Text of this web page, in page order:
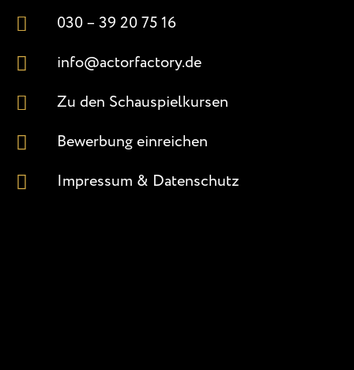
030 – 39 20 75 16
info@actorfactory.de
Zu den Schauspielkursen
Bewerbung einreichen
Impressum & Datenschutz